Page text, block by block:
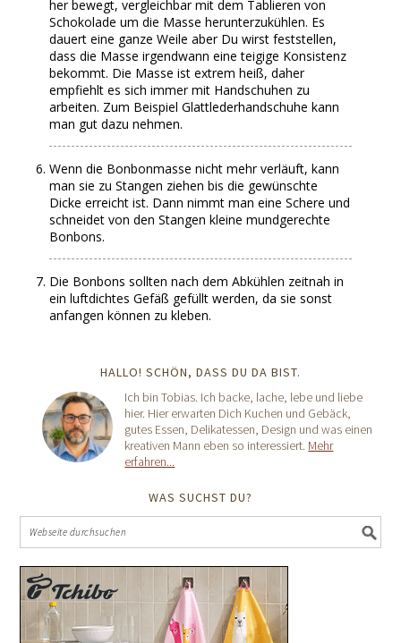
her bewegt, vergleichbar mit dem Tablieren von
Schokolade um die Masse herunterzukühlen. Es
dauert eine ganze Weile aber Du wirst feststellen,
dass die Masse irgendwann eine teigige Konsistenz
bekommt. Die Masse ist extrem heiß, daher
empfiehlt es sich immer mit Handschuhen zu
arbeiten. Zum Beispiel Glattlederhandschuhe kann
man gut dazu nehmen.
Wenn die Bonbonmasse nicht mehr verläuft, kann
man sie zu Stangen ziehen bis die gewünschte
Dicke erreicht ist. Dann nimmt man eine Schere und
schneidet von den Stangen kleine mundgerechte
Bonbons.
Die Bonbons sollten nach dem Abkühlen zeitnah in
ein luftdichtes Gefäß gefüllt werden, da sie sonst
anfangen können zu kleben.
HALLO! SCHÖN, DASS DU DA BIST.
Ich bin Tobias. Ich backe, lache, lebe und liebe
hier. Hier erwarten Dich Kuchen und Gebäck,
gutes Essen, Delikatessen, Design und was einen
kreativen Mann eben so interessiert. Mehr
erfahren...
WAS SUCHST DU?